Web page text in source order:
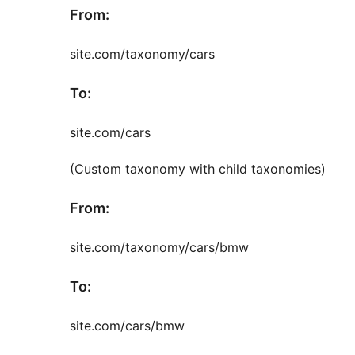
From:
site.com/taxonomy/cars
To:
site.com/cars
(Custom taxonomy with child taxonomies)
From:
site.com/taxonomy/cars/bmw
To:
site.com/cars/bmw